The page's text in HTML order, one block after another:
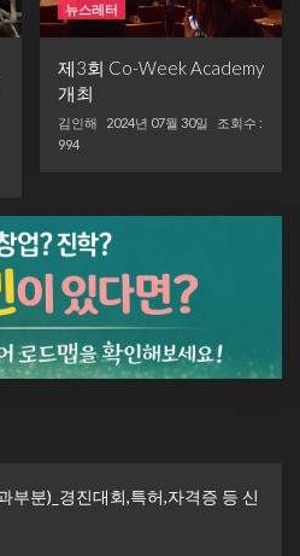
뉴스레터
제3회 Co-Week Academy
개최
김인해 2024년 07월 30일
조회수 :
994
부분)_경진대회,특허,자격증 등 신